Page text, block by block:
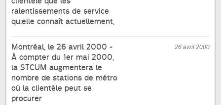
ralentissements de service
qu;elle connaît actuellement,
26 avril 2000
Montréal, le 26 avril 2000 -
À compter du 1er mai 2000,
la STCUM augmentera le
nombre de stations de métro
où la clientèle peut se
procurer